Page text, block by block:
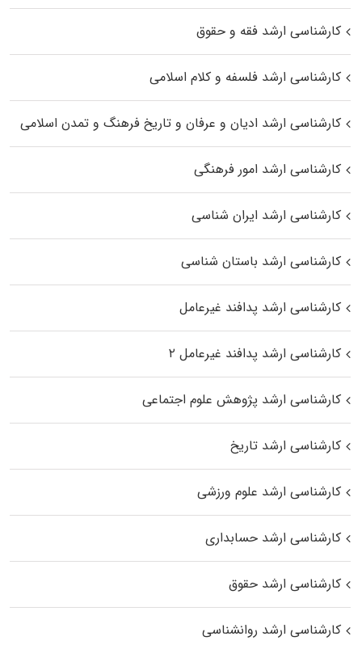
کارشناسی ارشد فقه و حقوق
کارشناسی ارشد فلسفه و کلام اسلامی
کارشناسی ارشد ادیان و عرفان و تاریخ فرهنگ و تمدن اسلامی
کارشناسی ارشد امور فرهنگی
کارشناسی ارشد ایران شناسی
کارشناسی ارشد باستان شناسی
کارشناسی ارشد پدافند غیرعامل
کارشناسی ارشد پدافند غیرعامل ۲
کارشناسی ارشد پژوهش علوم اجتماعی
کارشناسی ارشد تاریخ
کارشناسی ارشد علوم ورزشی
کارشناسی ارشد حسابداری
کارشناسی ارشد حقوق
کارشناسی ارشد روانشناسی